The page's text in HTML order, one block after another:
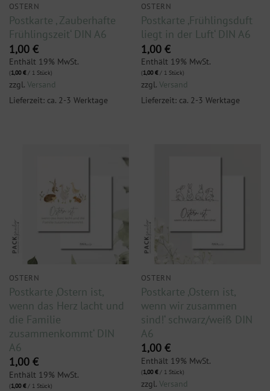
OSTERN
Postkarte ‚ Zauberhafte
Frühlingszeit‘ DIN A6
1,00 €
Enthält 19% MwSt.
(1,00€/ 1 Stück)
zzgl. Versand
Lieferzeit: ca. 2-3 Werktage
OSTERN
Postkarte ‚Frühlingsduft
liegt in der Luft‘ DIN A6
1,00 €
Enthält 19% MwSt.
(1,00€/ 1 Stück)
zzgl. Versand
Lieferzeit: ca. 2-3 Werktage
OSTERN
Postkarte ‚Ostern ist,
wenn das Herz lacht und
die Familie
zusammenkommt‘ DIN
A6
1,00 €
Enthält 19% MwSt.
(1,00€/ 1 Stück)
OSTERN
Postkarte ‚Ostern ist,
wenn wir zusammen
sind!‘ schwarz/weiß DIN
A6
1,00 €
Enthält 19% MwSt.
(1,00€/ 1 Stück)
zzgl. Versand